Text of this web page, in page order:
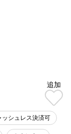
追加
ッシュレス決済可